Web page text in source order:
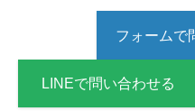
フォームで
LINEで問い合わせる